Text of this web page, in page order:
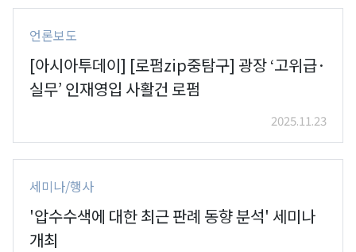
언론보도
[아시아투데이] [로펌zip중탐구] 광장 ‘고위급·
실무’ 인재영입 사활건 로펌
2025.11.23
세미나/행사
'압수수색에 대한 최근 판례 동향 분석' 세미나
개최